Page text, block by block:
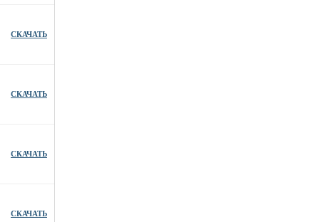
СКАЧАТЬ
СКАЧАТЬ
СКАЧАТЬ
СКАЧАТЬ